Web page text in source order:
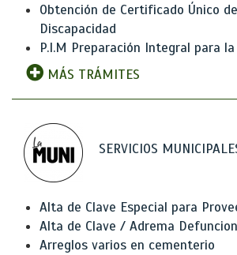
Obtención de Certificado Único de
Discapacidad
P.I.M Preparación Integral para
MÁS TRÁMITES
SERVICIOS
Alta de Clave Especial para
Alta de Clave / Adrema
Arreglos varios en cementerio